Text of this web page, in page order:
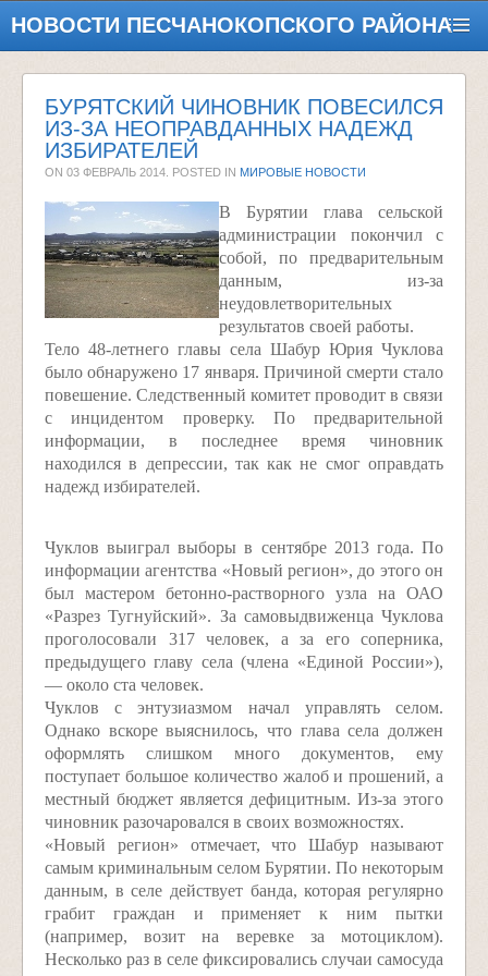
НОВОСТИ ПЕСЧАНОКОПСКОГО РАЙОНА
БУРЯТСКИЙ ЧИНОВНИК ПОВЕСИЛСЯ
ИЗ-ЗА НЕОПРАВДАННЫХ НАДЕЖД
ИЗБИРАТЕЛЕЙ
ON 03 ФЕВРАЛЬ 2014 . POSTED IN МИРОВЫЕ НОВОСТИ
В Бурятии глава сельской
администрации покончил с
собой, по предварительным
данным, из-за
неудовлетворительных
результатов своей работы.
Тело 48-летнего главы села Шабур Юрия Чуклова
было обнаружено 17 января. Причиной смерти стало
повешение. Следственный комитет проводит в связи
с инцидентом проверку. По предварительной
информации, в последнее время чиновник
находился в депрессии, так как не смог оправдать
надежд избирателей.
Чуклов выиграл выборы в сентябре 2013 года. По
информации агентства «Новый регион», до этого он
был мастером бетонно-растворного узла на ОАО
«Разрез Тугнуйский». За самовыдвиженца Чуклова
проголосовали 317 человек, а за его соперника,
предыдущего главу села (члена «Единой России»),
— около ста человек.
Чуклов с энтузиазмом начал управлять селом.
Однако вскоре выяснилось, что глава села должен
оформлять слишком много документов, ему
поступает большое количество жалоб и прошений, а
местный бюджет является дефицитным. Из-за этого
чиновник разочаровался в своих возможностях.
«Новый регион» отмечает, что Шабур называют
самым криминальным селом Бурятии. По некоторым
данным, в селе действует банда, которая регулярно
грабит граждан и применяет к ним пытки
(например, возит на веревке за мотоциклом).
Несколько раз в селе фиксировались случаи самосуда